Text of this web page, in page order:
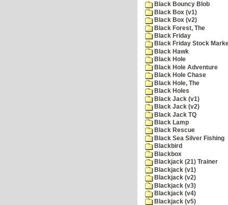
Black Bouncy Blob
Black Box (v1)
Black Box (v2)
Black Forest, The
Black Friday
Black Friday Stock
Black Hawk
Black Hole
Black Hole Adventure
Black Hole Chase
Black Hole, The
Black Holes
Black Jack (v1)
Black Jack (v2)
Black Jack TQ
Black Lamp
Black Rescue
Black Sea Silver Fishing
Blackbird
Blackbox
Blackjack (21) Trainer
Blackjack (v1)
Blackjack (v2)
Blackjack (v3)
Blackjack (v4)
Blackjack (v5)